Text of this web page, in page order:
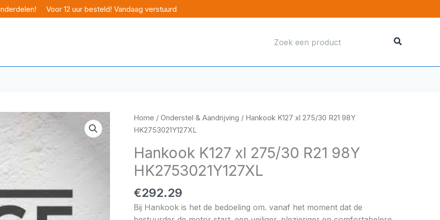
Voor 12 uur besteld! Vandaag verstuurd
naar:
Home / Onderstel & Aandrijving / Hankook K127 xl 275/30 R21 98Y
HK2753021Y127XL
Hankook K127 xl 275/30 R21 98Y
HK2753021Y127XL
€292.29
Bij Hankook is het de bedoeling om. vanaf het moment dat de